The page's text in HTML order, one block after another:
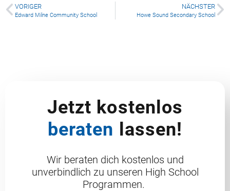
VORIGER
Edward Milne Community School
NÄCHSTER
Howe Sound Secondary School
Jetzt kostenlos
beraten lassen!
Wir beraten dich kostenlos und
unverbindlich zu unseren High School
Programmen.